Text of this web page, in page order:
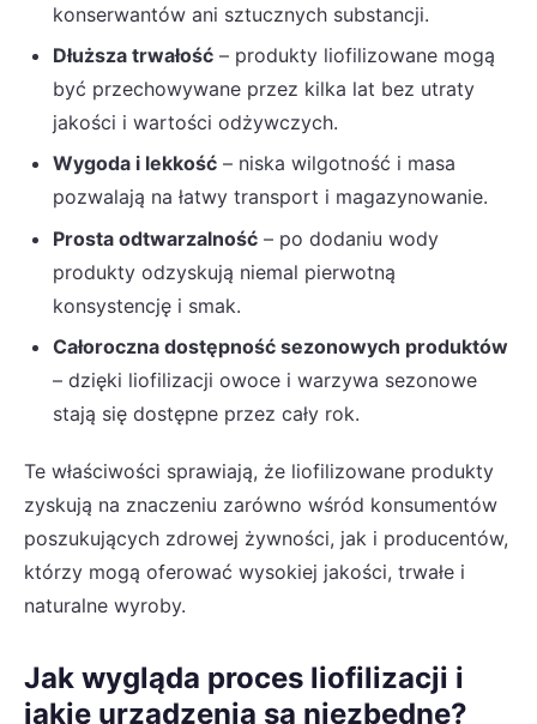
konserwantów ani sztucznych substancji.
Dłuższa trwałość – produkty liofilizowane mogą
być przechowywane przez kilka lat bez utraty
jakości i wartości odżywczych.
Wygoda i lekkość – niska wilgotność i masa
pozwalają na łatwy transport i magazynowanie.
Prosta odtwarzalność – po dodaniu wody
produkty odzyskują niemal pierwotną
konsystencję i smak.
Całoroczna dostępność sezonowych produktów
– dzięki liofilizacji owoce i warzywa sezonowe
stają się dostępne przez cały rok.
Te właściwości sprawiają, że liofilizowane produkty
zyskują na znaczeniu zarówno wśród konsumentów
poszukujących zdrowej żywności, jak i producentów,
którzy mogą oferować wysokiej jakości, trwałe i
naturalne wyroby.
Jak wygląda proces liofilizacji i
jakie urządzenia są niezbędne?